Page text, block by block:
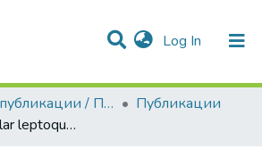
Log In (current)
& Collections
Statistics
All of DSpace
Научные публикации / Препринты
Публикации
Searches for scalar leptoquarks and differential cross-section measurements in dilepton–dijet events in proton–proton collisions at a centre-of-mass energy of √s = 13 TeV with the ATLAS experiment